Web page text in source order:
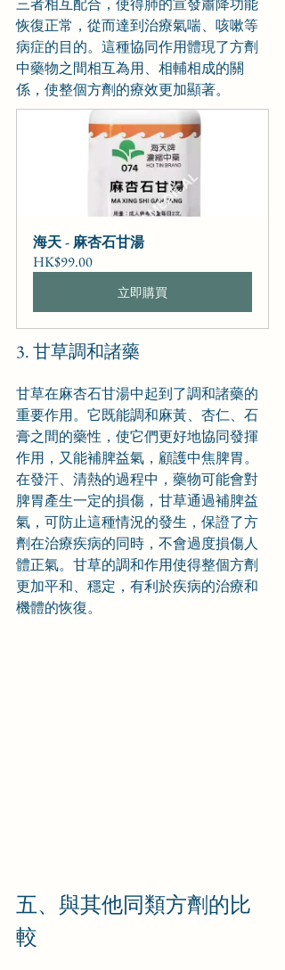
三者相互配合，使得肺的宣發肅降功能
恢復正常，從而達到治療氣喘、咳嗽等
病症的目的。這種協同作用體現了方劑
中藥物之間相互為用、相輔相成的關
係，使整個方劑的療效更加顯著。
海天 - 麻杏石甘湯
HK$99.00
立即購買
3. 甘草調和諸藥
甘草在麻杏石甘湯中起到了調和諸藥的
重要作用。它既能調和麻黃、杏仁、石
膏之間的藥性，使它們更好地協同發揮
作用，又能補脾益氣，顧護中焦脾胃。
在發汗、清熱的過程中，藥物可能會對
脾胃產生一定的損傷，甘草通過補脾益
氣，可防止這種情況的發生，保證了方
劑在治療疾病的同時，不會過度損傷人
體正氣。甘草的調和作用使得整個方劑
更加平和、穩定，有利於疾病的治療和
機體的恢復。
五、與其他同類方劑的比
較